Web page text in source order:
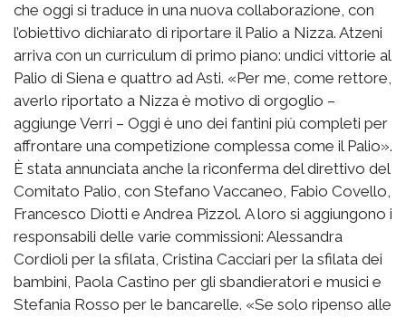
che oggi si traduce in una nuova collaborazione, con
l’obiettivo dichiarato di riportare il Palio a Nizza. Atzeni
arriva con un curriculum di primo piano: undici vittorie al
Palio di Siena e quattro ad Asti. «Per me, come rettore,
averlo riportato a Nizza è motivo di orgoglio –
aggiunge Verri – Oggi è uno dei fantini più completi per
affrontare una competizione complessa come il Palio».
È stata annunciata anche la riconferma del direttivo del
Comitato Palio, con Stefano Vaccaneo, Fabio Covello,
Francesco Diotti e Andrea Pizzol. A loro si aggiungono i
responsabili delle varie commissioni: Alessandra
Cordioli per la sfilata, Cristina Cacciari per la sfilata dei
bambini, Paola Castino per gli sbandieratori e musici e
Stefania Rosso per le bancarelle. «Se solo ripenso alle